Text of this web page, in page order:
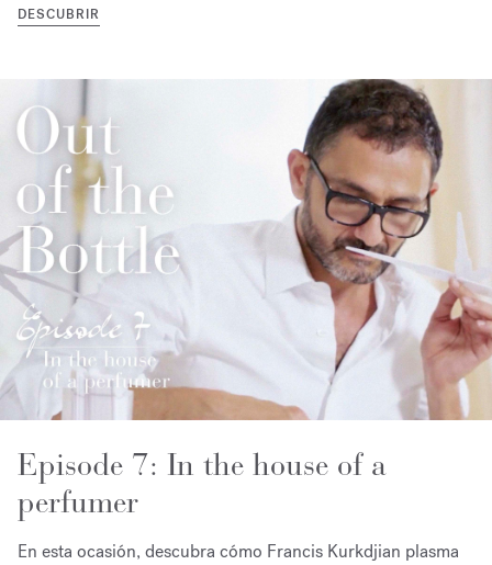
DESCUBRIR
Episode 7: In the house of a
perfumer
En esta ocasión, descubra cómo Francis Kurkdjian plasma